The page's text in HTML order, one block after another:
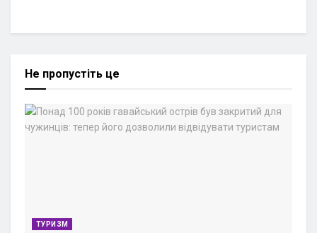
Не пропустіть це
ТУРИЗМ